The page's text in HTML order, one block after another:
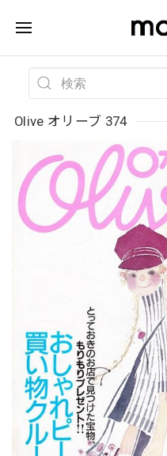
Olive オリーブ 374